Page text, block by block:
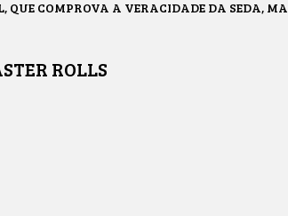
QUE COMPROVA A VERACIDADE DA SEDA,
ROLLS